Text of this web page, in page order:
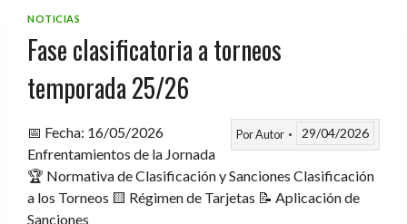
NOTICIAS
Fase clasificatoria a torneos
temporada 25/26
PorAutor 29/04/2026
📅 Fecha: 16/05/2026
Enfrentamientos de la Jornada
🏆 Normativa de Clasificación y Sanciones Clasificación
a los Torneos 🟨 Régimen de Tarjetas 📝 Aplicación de
Sanciones